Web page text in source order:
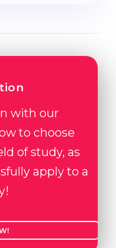
with our
to choose
of study, as
apply to a